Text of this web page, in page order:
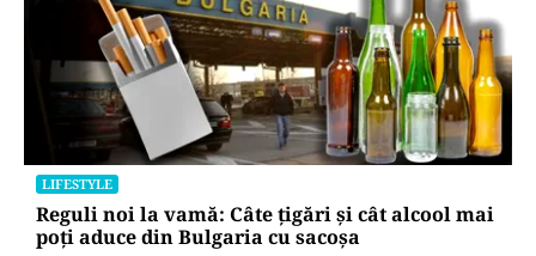
LIFESTYLE
Reguli noi la vamă: Câte țigări și cât alcool mai
poți aduce din Bulgaria cu sacoșa